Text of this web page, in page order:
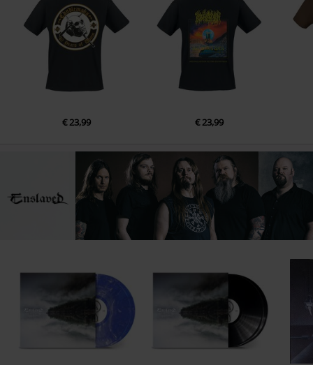
€ 23,99 € 23,99